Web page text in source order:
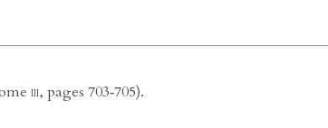
iii, pages 703‑705).